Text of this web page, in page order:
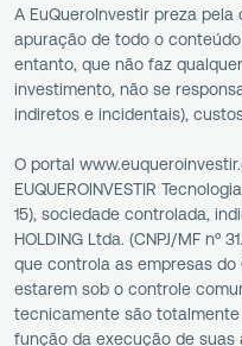
A EuQueroInvestir preza
apuração de todo o
entanto, que não faz
investimento, não se
indiretos e incidentais),
O portal
EUQUEROINVESTIR
15), sociedade controlada,
HOLDING Ltda. (CNPJ/MF nº
que controla as empresas do
estarem sob o controle
tecnicamente são
função da execução de suas